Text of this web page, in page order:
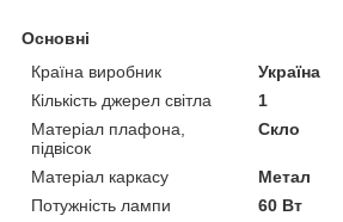
Основні
Країна виробник
Україна
Кількість джерел світла
1
Матеріал плафона,
підвісок
Скло
Матеріал каркасу
Метал
Потужність лампи
60 Вт